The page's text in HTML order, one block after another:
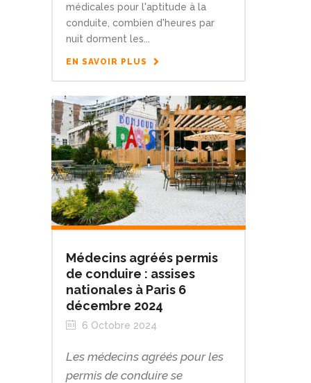
médicales pour l'aptitude à la
conduite, combien d'heures par
nuit dorment les...
EN SAVOIR PLUS
Médecins agréés permis
de conduire : assises
nationales à Paris 6
décembre 2024
6 Octobre 2024
Les médecins agréés pour les
permis de conduire se